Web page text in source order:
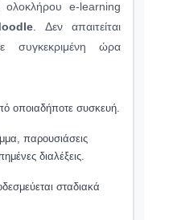
ολοκλήρου e-learning
. Δεν απαιτείται
συγκεκριμένη ώρα
οποιαδήποτε συσκευή.
παρουσιάσεις
διαλέξεις.
σταδιακά